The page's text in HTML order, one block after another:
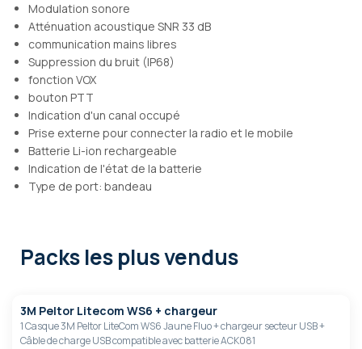
Modulation sonore
Atténuation acoustique SNR 33 dB
communication mains libres
Suppression du bruit (IP68)
fonction VOX
bouton PTT
Indication d'un canal occupé
Prise externe pour connecter la radio et le mobile
Batterie Li-ion rechargeable
Indication de l'état de la batterie
Type de port: bandeau
Packs les plus vendus
3M Peltor Litecom WS6 + chargeur
1 Casque 3M Peltor LiteCom WS6 Jaune Fluo + chargeur secteur USB +
Câble de charge USB compatible avec batterie ACK081